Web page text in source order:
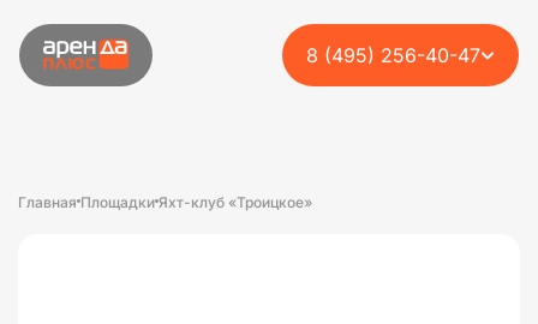
8 (495) 256-40-47
Главная Площадки Яхт-клуб «Троицкое»